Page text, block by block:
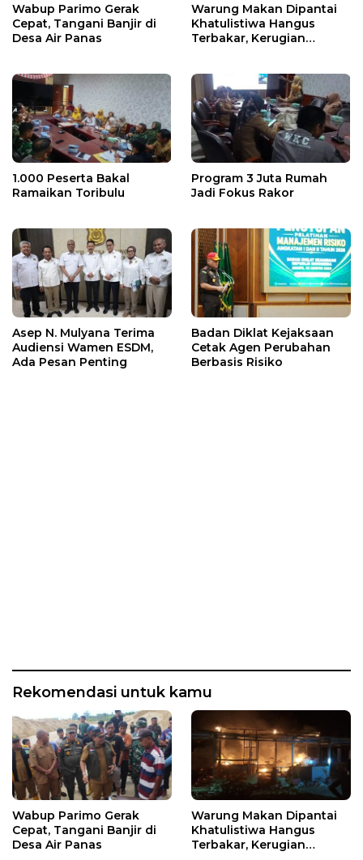
Wabup Parimo Gerak
Cepat, Tangani Banjir di
Desa Air Panas
Warung Makan Dipantai
Khatulistiwa Hangus
Terbakar, Kerugian
1.000 Peserta Bakal
Ramaikan Toribulu
Program 3 Juta Rumah
Jadi Fokus Rakor
Asep N. Mulyana Terima
Audiensi Wamen ESDM,
Ada Pesan Penting
Badan Diklat Kejaksaan
Cetak Agen Perubahan
Berbasis Risiko
Rekomendasi untuk kamu
Wabup Parimo Gerak
Cepat, Tangani Banjir di
Desa Air Panas
Warung Makan Dipantai
Khatulistiwa Hangus
Terbakar, Kerugian